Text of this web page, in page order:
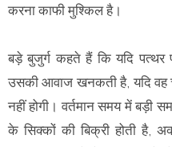
करना काफी मुश्किल है।
बड़े बुजुर्ग कहते हैं कि यदि पत्थर
उसकी आवाज खनकती है, यदि वह
नहीं होगी। वर्तमान समय में बड़ी
के सिक्कों की बिक्री होती है,